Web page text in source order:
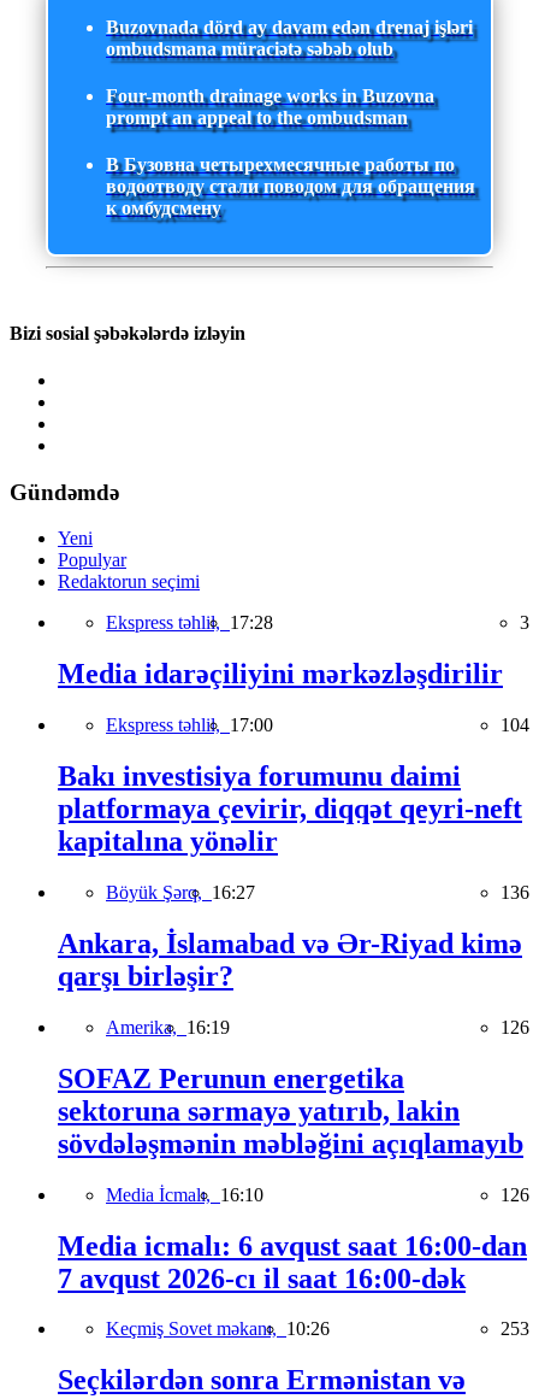
Buzovnada dörd ay davam edən drenaj işləri
ombudsmana müraciətə səbəb olub
Four-month drainage works in Buzovna
prompt an appeal to the ombudsman
В Бузовна четырехмесячные работы по
водоотводу стали поводом для обращения
к омбудсмену
Bizi sosial şəbəkələrdə izləyin
Gündəmdə
Yeni
Populyar
Redaktorun seçimi
Ekspress təhlil, 17:28 3
Media idarəçiliyini mərkəzləşdirilir
Ekspress təhlil, 17:00 104
Bakı investisiya forumunu daimi
platformaya çevirir, diqqət qeyri-neft
kapitalına yönəlir
Böyük Şərq, 16:27 136
Ankara, İslamabad və Ər-Riyad kimə
qarşı birləşir?
Amerika, 16:19 126
SOFAZ Perunun energetika
sektoruna sərmayə yatırıb, lakin
sövdələşmənin məbləğini açıqlamayıb
Media İcmalı, 16:10 126
Media icmalı: 6 avqust saat 16:00-dan
7 avqust 2026-cı il saat 16:00-dək
Keçmiş Sovet məkanı, 10:26 253
Seçkilərdən sonra Ermənistan və